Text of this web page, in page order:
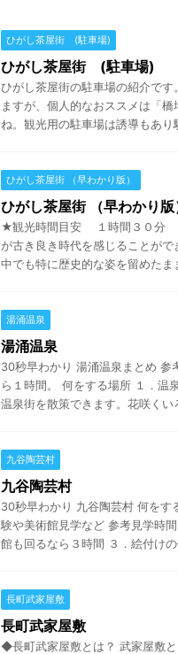
ひがし茶屋街 (駐車場)
ひがし茶屋街 (駐車場)
ひがし茶屋街の駐車場の紹介で
ますが、個人的なおススメは「
ね。観光用の駐車場は誘導もあ
ひがし茶屋街 （早わかり版）
ひがし茶屋街 （早わかり版
★観光時間目安 １時間３０分
が古き良き時代を感じることが
中でも特に歴史的な姿を留めた
湯涌温泉
湯涌温泉
30秒早わかり 湯涌温泉まとめ 参
ら１時間。 何をする場所 １．温
温泉街を散策できます。花咲くい
九谷陶芸村
九谷陶芸村
30秒早わかり 九谷陶芸村 何をす
験や美術館見学など 参考見学時
館も回るなら３時間 ３．絵付け
長町武家屋敷
長町武家屋敷
◆長町武家屋敷とは？ 武家屋敷